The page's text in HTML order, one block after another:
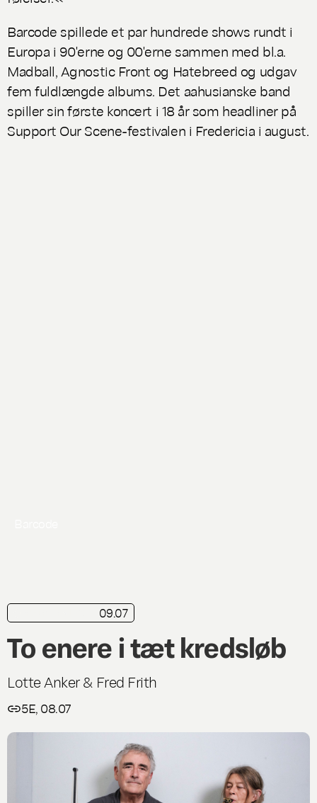
Barcode spillede et par hundrede shows rundt i
Europa i 90'erne og 00'erne sammen med bl.a.
Madball, Agnostic Front og Hatebreed og udgav
fem fuldlængde albums. Det aahusianske band
spiller sin første koncert i 18 år som headliner på
Support Our Scene-festivalen i Fredericia i august.
09.07
To enere i tæt kredsløb
Lotte Anker & Fred Frith
5E, 08.07